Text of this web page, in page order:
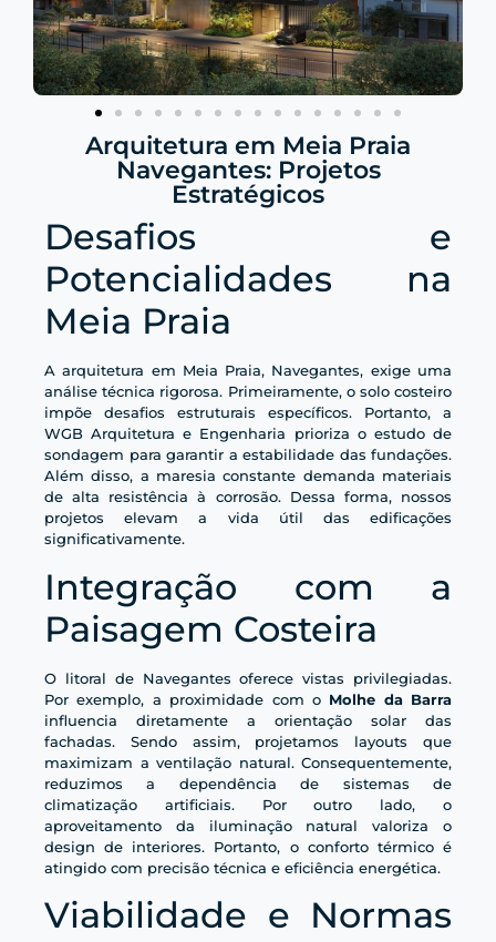
Arquitetura em Meia Praia
Navegantes: Projetos
Estratégicos
Desafios e
Potencialidades na
Meia Praia
A arquitetura em Meia Praia, Navegantes, exige uma
análise técnica rigorosa. Primeiramente, o solo costeiro
impõe desafios estruturais específicos. Portanto, a
WGB Arquitetura e Engenharia prioriza o estudo de
sondagem para garantir a estabilidade das fundações.
Além disso, a maresia constante demanda materiais
de alta resistência à corrosão. Dessa forma, nossos
projetos elevam a vida útil das edificações
significativamente.
Integração com a
Paisagem Costeira
O litoral de Navegantes oferece vistas privilegiadas.
Por exemplo, a proximidade com o Molhe da Barra
influencia diretamente a orientação solar das
fachadas. Sendo assim, projetamos layouts que
maximizam a ventilação natural. Consequentemente,
reduzimos a dependência de sistemas de
climatização artificiais. Por outro lado, o
aproveitamento da iluminação natural valoriza o
design de interiores. Portanto, o conforto térmico é
atingido com precisão técnica e eficiência energética.
Viabilidade e Normas